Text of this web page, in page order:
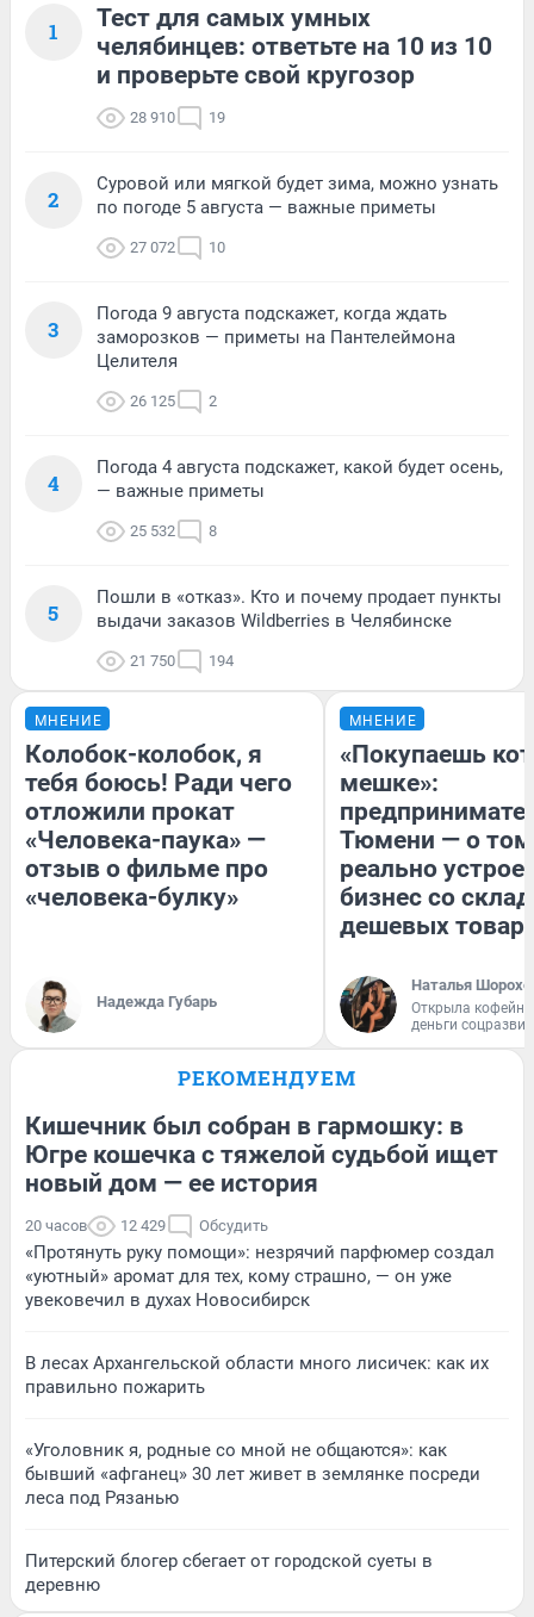
1
Тест для самых умных
челябинцев: ответьте на 10 из 10
и проверьте свой кругозор
28 910 19
2
Суровой или мягкой будет зима, можно узнать
по погоде 5 августа — важные приметы
27 072 10
3
Погода 9 августа подскажет, когда ждать
заморозков — приметы на Пантелеймона
Целителя
26 125 2
4
Погода 4 августа подскажет, какой будет осень,
— важные приметы
25 532 8
5
Пошли в «отказ». Кто и почему продает пункты
выдачи заказов Wildberries в Челябинске
21 750 194
МНЕНИЕ
Колобок-колобок, я
тебя боюсь! Ради чего
отложили прокат
«Человека-паука» —
отзыв о фильме про
«человека-булку»
Надежда Губарь
МНЕНИЕ
«Покупаешь
мешке»:
Тюмени — о
реально
бизнес со
дешевых
Наталья
Открыла
деньги
РЕКОМЕНДУЕМ
Кишечник был собран в гармошку: в
Югре кошечка с тяжелой судьбой ищет
новый дом — ее история
20 часов 12 429 Обсудить
«Протянуть руку помощи»: незрячий парфюмер создал
«уютный» аромат для тех, кому страшно, — он уже
увековечил в духах Новосибирск
В лесах Архангельской области много лисичек: как их
правильно пожарить
«Уголовник я, родные со мной не общаются»: как
бывший «афганец» 30 лет живет в землянке посреди
леса под Рязанью
Питерский блогер сбегает от городской суеты в
деревню